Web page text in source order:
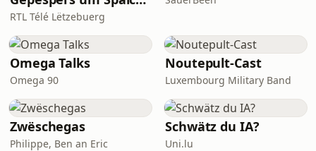
réglementaire claire et prati
RTL Télé Lëtzebuerg
Omega Talks
Omega 90
Noutepult-Cast
Luxembourg Military Band
Zwëschegas
Philippe, Ben an Eric
Schwätz du IA?
Uni.lu